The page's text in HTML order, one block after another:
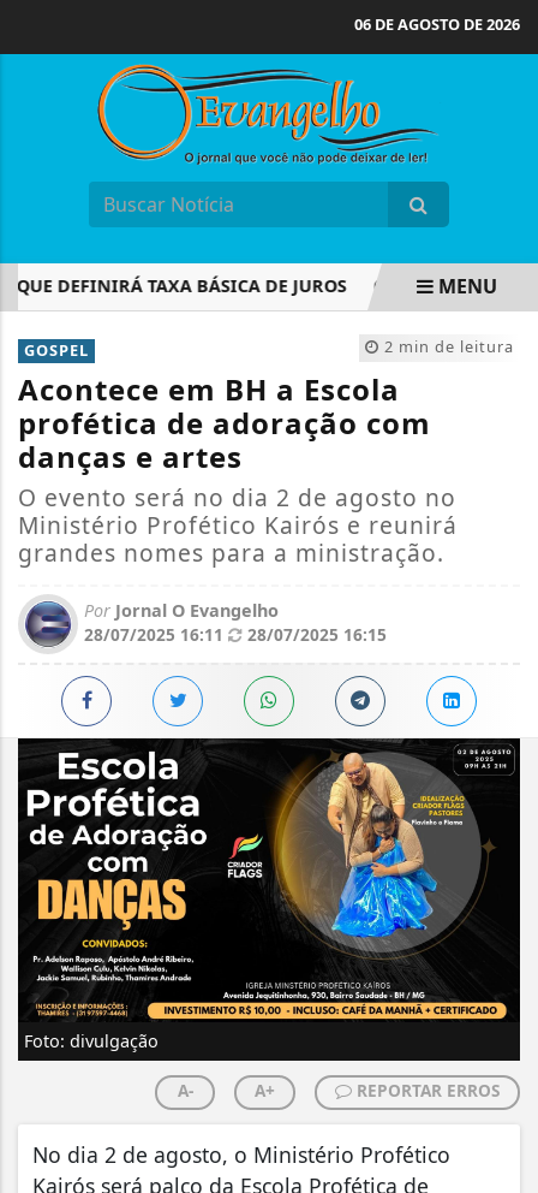
06 DE AGOSTO DE 2026
DEFINIRÁ TAXA BÁSICA DE JUROS CONCURSOS
EM ALTA
MENU
2 min de leitura
GOSPEL
Acontece em BH a Escola
profética de adoração com
danças e artes
O evento será no dia 2 de agosto no
Ministério Profético Kairós e reunirá
grandes nomes para a ministração.
Por Jornal O Evangelho
28/07/2025 16:11
28/07/2025 16:15
Foto: divulgação
A- A+ REPORTAR ERROS
No dia 2 de agosto, o Ministério Profético
Kairós será palco da Escola Profética de